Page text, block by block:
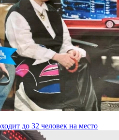
до 32 человек на место